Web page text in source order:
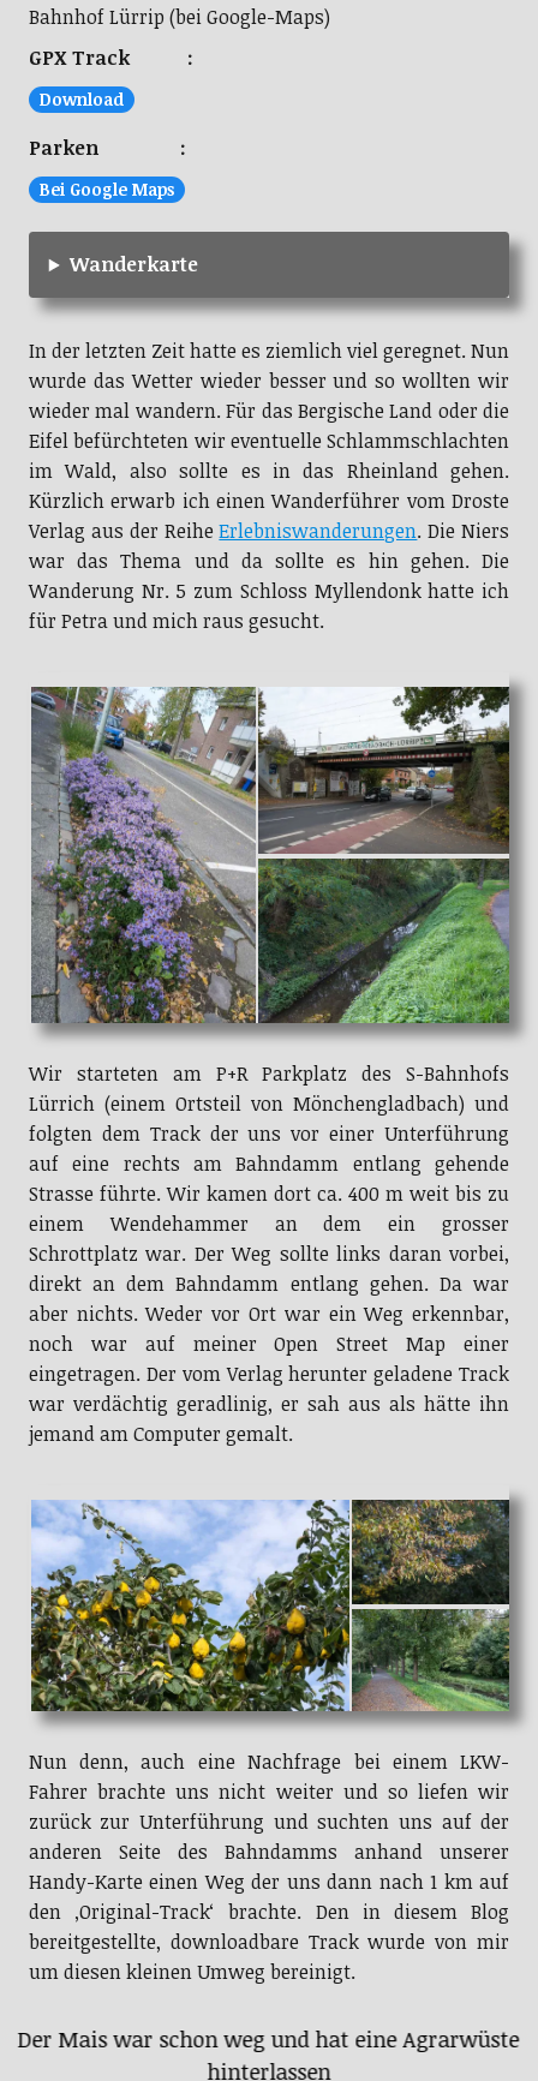
Bahnhof Lürrip (bei Google-Maps)
GPX Track :
Download
Parken :
Bei Google Maps
Wanderkarte
In der letzten Zeit hatte es ziemlich viel geregnet. Nun
wurde das Wetter wieder besser und so wollten wir
wieder mal wandern. Für das Bergische Land oder die
Eifel befürchteten wir eventuelle Schlammschlachten
im Wald, also sollte es in das Rheinland gehen.
Kürzlich erwarb ich einen Wanderführer vom Droste
Verlag aus der ReiheErlebniswanderungen. Die Niers
war das Thema und da sollte es hin gehen. Die
Wanderung Nr. 5 zum Schloss Myllendonk hatte ich
für Petra und mich raus gesucht.
Wir starteten am P+R Parkplatz des S-Bahnhofs
Lürrich (einem Ortsteil von Mönchengladbach) und
folgten dem Track der uns vor einer Unterführung
auf eine rechts am Bahndamm entlang gehende
Strasse führte. Wir kamen dort ca. 400 m weit bis zu
einem Wendehammer an dem ein grosser
Schrottplatz war. Der Weg sollte links daran vorbei,
direkt an dem Bahndamm entlang gehen. Da war
aber nichts. Weder vor Ort war ein Weg erkennbar,
noch war auf meiner Open Street Map einer
eingetragen. Der vom Verlag herunter geladene Track
war verdächtig geradlinig, er sah aus als hätte ihn
jemand am Computer gemalt.
Nun denn, auch eine Nachfrage bei einem LKW-
Fahrer brachte uns nicht weiter und so liefen wir
zurück zur Unterführung und suchten uns auf der
anderen Seite des Bahndamms anhand unserer
Handy-Karte einen Weg der uns dann nach 1 km auf
den ‚Original-Track‘ brachte. Den in diesem Blog
bereitgestellte, downloadbare Track wurde von mir
um diesen kleinen Umweg bereinigt.